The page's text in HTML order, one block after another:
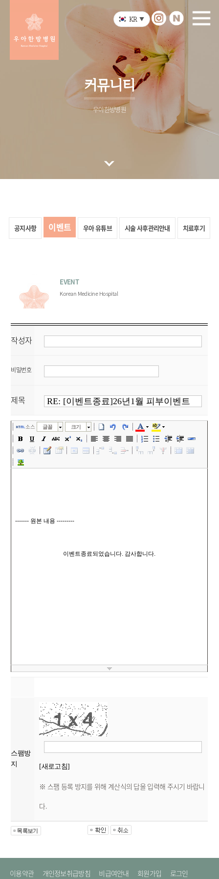
KR ▼
커뮤니티
우아한방병원
공지사항 이벤트 우아 유튜브 시술 사후관리안내 치료후기
EVENT
Korean Medicine Hospital
작성자
비밀번호
제목
소스 글꼴 크기
스팸방
지
[새로고침]
※ 스팸 등록 방지를 위해 계산식의 답을 입력해 주시기 바랍니
다.
이용약관 개인정보취급방침 비급여안내 회원가입 로그인